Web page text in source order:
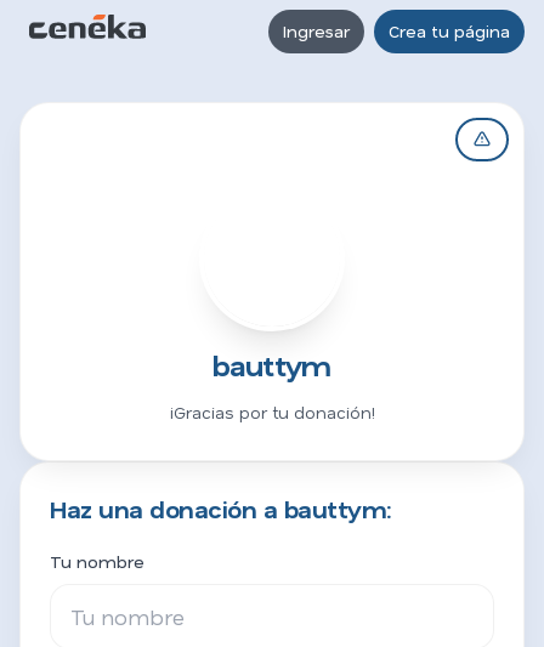
Ingresar Crea tu página
bauttym
¡Gracias por tu donación!
Haz una donación a bauttym:
Tu nombre